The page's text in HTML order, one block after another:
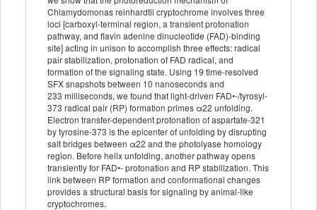
Chlamydomonas reinhardtii cryptochrome involves three
loci [carboxyl-terminal region, a transient protonation
pathway, and flavin adenine dinucleotide (FAD)-binding
site] acting in unison to accomplish three effects: radical
pair stabilization, protonation of FAD radical, and
formation of the signaling state. Using 19 time-resolved
SFX snapshots between 10 nanoseconds and
233 milliseconds, we found that light-driven FAD•-/tyrosyl-
373 radical pair (RP) formation primes α22 unfolding.
Electron transfer-dependent protonation of aspartate-321
by tyrosine-373 is the epicenter of unfolding by disrupting
salt bridges between α22 and the photolyase homology
region. Before helix unfolding, another pathway opens
transiently for FAD•- protonation and RP stabilization. This
link between RP formation and conformational changes
provides a structural basis for signaling by animal-like
cryptochromes.